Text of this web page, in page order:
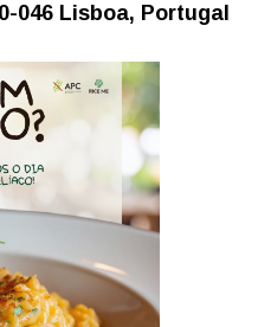
046 Lisboa, Portugal